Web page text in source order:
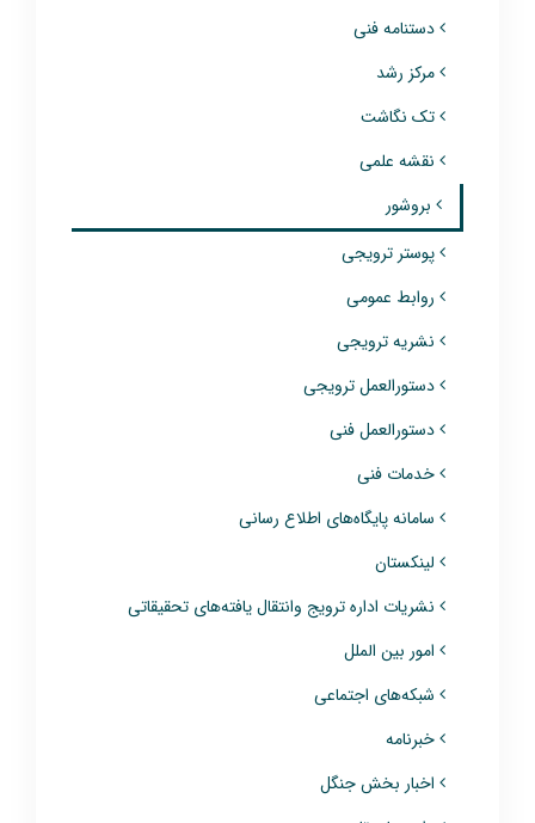
دستنامه فنی
مرکز رشد
تک نگاشت
نقشه علمی
بروشور
پوستر ترویجی
روابط عمومی
نشریه ترویجی
دستورالعمل ترویجی
دستورالعمل فنی
خدمات فنی
سامانه پایگاه‌های اطلاع رسانی
لینکستان
نشریات اداره ترویج وانتقال یافته‌های تحقیقاتی
امور بین الملل
شبکه‌های اجتماعی
خبرنامه
اخبار بخش جنگل